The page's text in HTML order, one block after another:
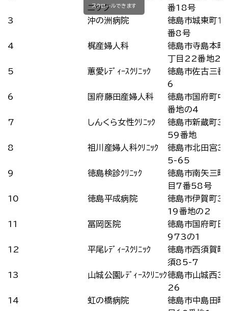
ニック
番18号
3
沖の洲病院
徳島市城東町1
番8号
4
梶産婦人科
徳島市寺島本
丁目22番地2
5
蕙愛ﾚﾃﾞｨｰｽｸﾘﾆｯｸ
徳島市佐古三
6
6
国府藤田産婦人科
徳島市国府町
番地の4
7
しんくら女性ｸﾘﾆｯｸ
徳島市新蔵町3
59番地
8
祖川産婦人科ｸﾘﾆｯｸ
徳島市北田宮3
5-65
9
徳島検診ｸﾘﾆｯｸ
徳島市南矢三町
目7番58号
10
徳島平成病院
徳島市伊賀町3
19番地の2
11
冨岡医院
徳島市国府町日
973の1
12
平尾ﾚﾃﾞｨｰｽｸﾘﾆｯｸ
徳島市西須賀町
須85-7
13
山城公園ﾚﾃﾞｨｰｽｸﾘﾆｯｸ徳島市山城西3
26
14
虹の橋病院
徳島市中島田
スクロールできます